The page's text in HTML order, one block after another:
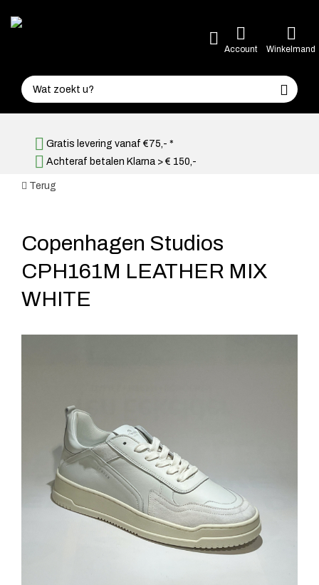
Account Winkelmand
Gratis levering vanaf €75,- *
Achteraf betalen Klarna > € 150,-
Terug
Copenhagen Studios
CPH161M LEATHER MIX
WHITE